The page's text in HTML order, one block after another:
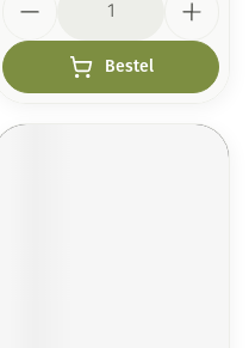
Bestel